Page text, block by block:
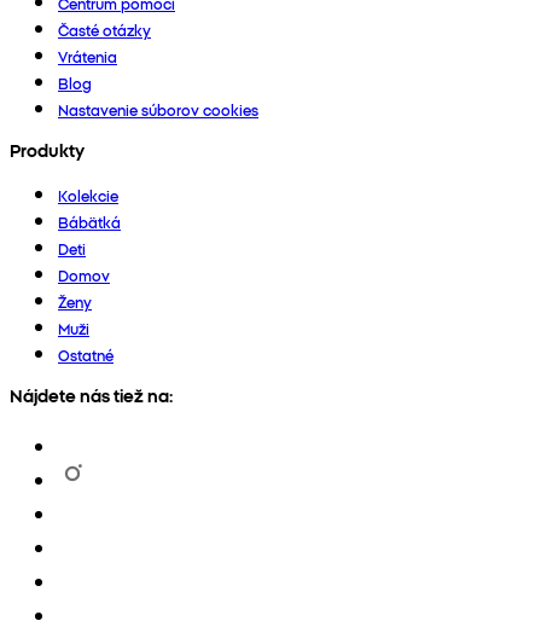
Časté otázky
Vrátenia
Blog
Nastavenie súborov cookies
Produkty
Kolekcie
Bábätká
Deti
Domov
Ženy
Muži
Ostatné
Nájdete nás tiež na: